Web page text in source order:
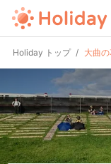
Holiday トップ 大曲